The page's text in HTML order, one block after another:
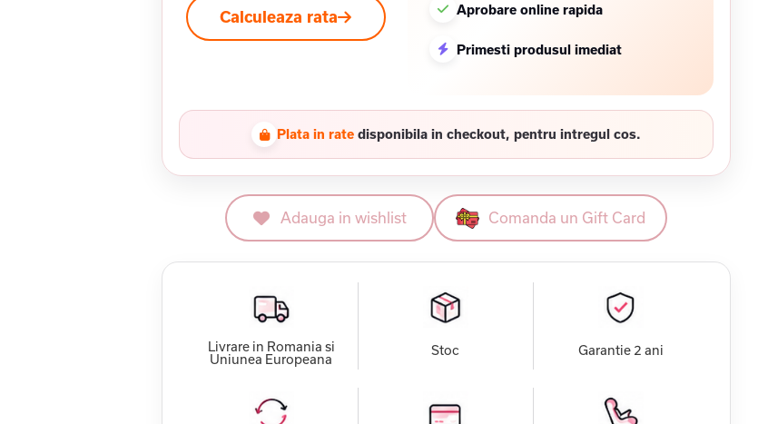
Calculeaza rata Aprobare online rapida
Primesti produsul imediat
Plata in rate disponibila in checkout, pentru intregul cos.
Adauga in wishlist Comanda un Gift Card
Livrare in Romania si
Uniunea Europeana
Stoc Garantie 2 ani